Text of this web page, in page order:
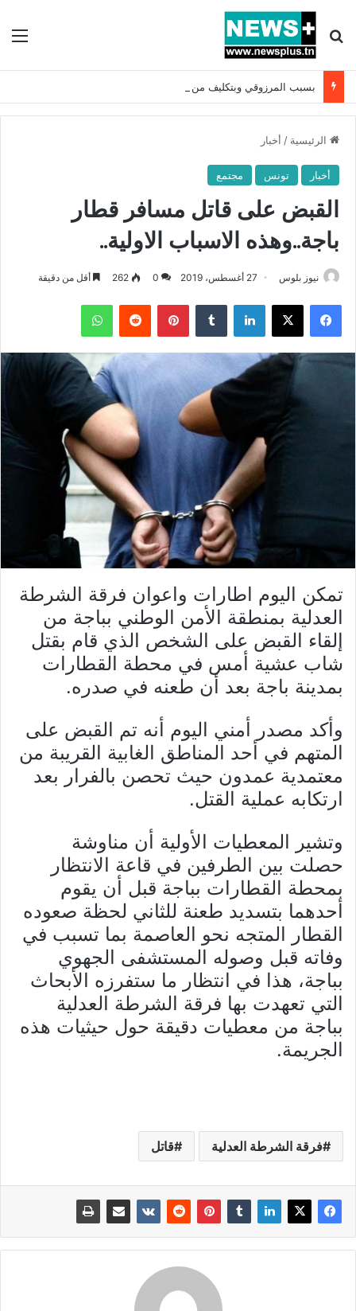
بحث عن
الرئيسية / أخبار
أخبار تونس مجتمع
القبض على قاتل مسافر قطار
باجة..وهذه الاسباب الاولية..
نيوز بلوس 27 أغسطس، 2019 0
262 أقل من دقيقة
فيسبوك X لينكدإن بينتيريست واتساب
تمكن اليوم اطارات واعوان فرقة الشرطة
العدلية بمنطقة الأمن الوطني بباجة من
إلقاء القبض على الشخص الذي قام بقتل
شاب عشية أمس في محطة القطارات
بمدينة باجة بعد أن طعنه في صدره.
وأكد مصدر أمني اليوم أنه تم القبض على
المتهم في أحد المناطق الغابية القريبة من
معتمدية عمدون حيث تحصن بالفرار بعد
ارتكابه عملية القتل.
وتشير المعطيات الأولية أن مناوشة
حصلت بين الطرفين في قاعة الانتظار
بمحطة القطارات بباجة قبل أن يقوم
أحدهما بتسديد طعنة للثاني لحظة صعوده
القطار المتجه نحو العاصمة بما تسبب في
وفاته قبل وصوله المستشفى الجهوي
بباجة، هذا في انتظار ما ستفرزه الأبحاث
التي تعهدت بها فرقة الشرطة العدلية
بباجة من معطيات دقيقة حول حيثيات هذه
الجريمة.
فرقة الشرطة العدلية قاتل